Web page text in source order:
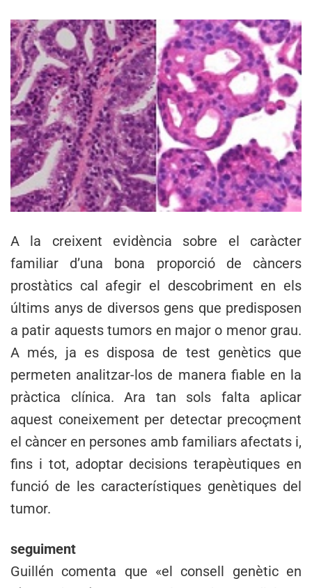
A la creixent evidència sobre el caràcter
familiar d’una bona proporció de càncers
prostàtics cal afegir el descobriment en els
últims anys de diversos gens que predisposen
a patir aquests tumors en major o menor grau.
A més, ja es disposa de test genètics que
permeten analitzar-los de manera fiable en la
pràctica clínica. Ara tan sols falta aplicar
aquest coneixement per detectar precoçment
el càncer en persones amb familiars afectats i,
fins i tot, adoptar decisions terapèutiques en
funció de les característiques genètiques del
tumor.
seguiment
Guillén comenta que «el consell genètic en